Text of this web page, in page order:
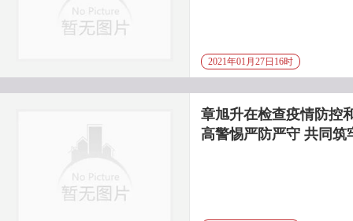
2021年01月27日16时
章旭升在检查疫情防控
高警惕严防严守 共同筑